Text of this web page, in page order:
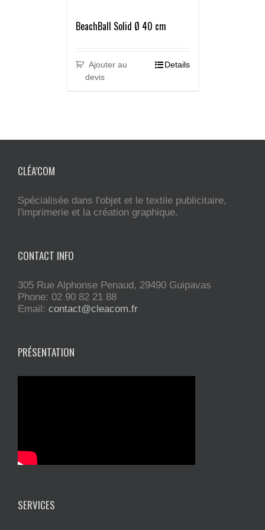
BeachBall Solid Ø 40 cm
Ajouter au
devis
Details
CLÉA’COM
Spécialisée dans l'objet et le textile publicitaire,
l'imprimerie et la création graphique.
CONTACT INFO
305 Rue Alphonse Penaud, 29490 Guipavas
Phone: 02 90 82 21 88
Email: contact@cleacom.fr
PRÉSENTATION
SERVICES